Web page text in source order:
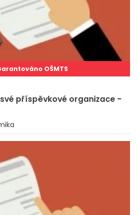
OŠMTS
své příspěvkové organizace -